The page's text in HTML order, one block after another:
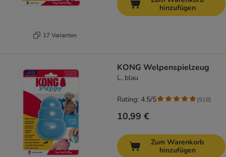
17 Varianten
hinzufügen
KONG Welpenspielzeug
L, blau
10,99 €
Rating: 4.5/5 (918)
Zum Warenkorb
hinzufügen